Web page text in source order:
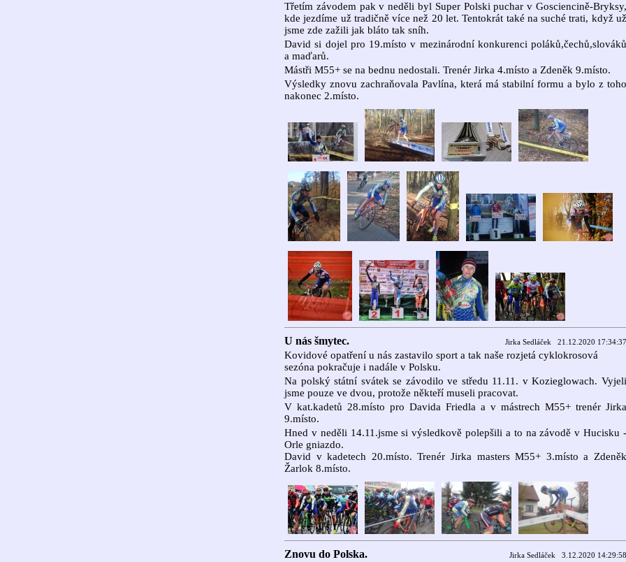
Třetím závodem pak v neděli byl Super Polski puchar v Gosciencině-Bryksy,
kde jezdíme už tradičně více než 20 let. Tentokrát také na suché trati, když už
jsme zde zažili jak bláto tak sníh.
David si dojel pro 19.místo v mezinárodní konkurenci poláků,čechů,slováků
a maďarů.
Mástři M55+ se na bednu nedostali. Trenér Jirka 4.místo a Zdeněk 9.místo.
Výsledky znovu zachraňovala Pavlína, která má stabilní formu a bylo z toho
nakonec 2.místo.
U nás šmytec. Jirka Sedláček 21.12.2020 17:34:37
Kovidové opatření u nás zastavilo sport a tak naše rozjetá cyklokrosová
sezóna pokračuje i nadále v Polsku.
Na polský státní svátek se závodilo ve středu 11.11. v Kozieglowach. Vyjeli
jsme pouze ve dvou, protože někteří museli pracovat.
V kat.kadetů 28.místo pro Davida Friedla a v mástrech M55+ trenér Jirka
9.místo.
Hned v neděli 14.11.jsme si výsledkově polepšili a to na závodě v Hucisku -
Orle gniazdo.
David v kadetech 20.místo. Trenér Jirka masters M55+ 3.místo a Zdeněk
Žarlok 8.místo.
Znovu do Polska. Jirka Sedláček 3.12.2020 14:29:58